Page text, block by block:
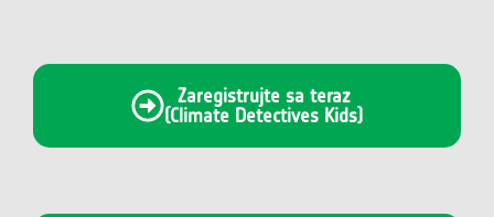
Zaregistrujte sa teraz
(Climate Detectives Kids)